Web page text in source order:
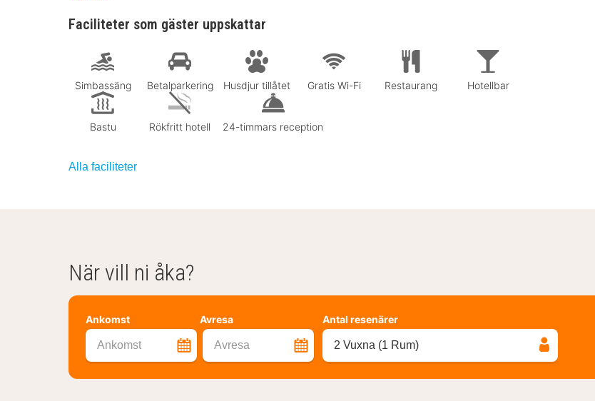
Faciliteter som gäster uppskattar
Simbassäng Betalparkering Husdjur tillåtet Gratis Wi-Fi Restaurang Hotellbar
Bastu Rökfritt hotell 24-timmars reception
Alla faciliteter
När vill ni åka?
Ankomst Avresa
Ankomst Avresa
Antal resenärer
2 Vuxna (1 Rum)